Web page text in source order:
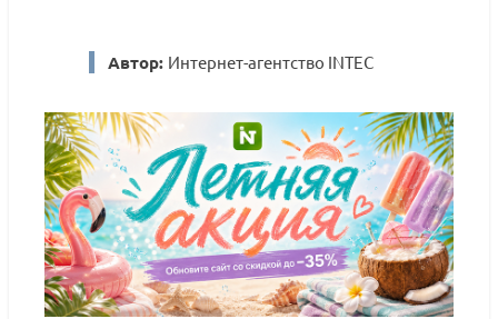
Автор: Интернет-агентство INTEC